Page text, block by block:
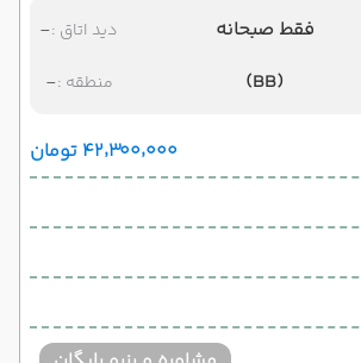
فقط صبحانه
(BB)
دید اتاق :-
منطقه :-
۴۲٬۳۰۰٬۰۰۰ تومان